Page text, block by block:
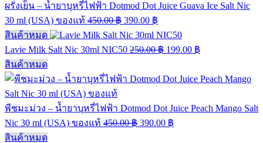
ผรั่งเย็น – น้ำยาบุหรี่ไฟฟ้า Dotmod Dot Juice Guava Ice Salt Nic
30 ml (USA) ของแท้ 450.00฿ 390.00 ฿
สินค้าหมด
Lavie Milk Salt Nic 30ml NIC50 250.00฿ 199.00 ฿
สินค้าหมด
พีชมะม่วง – น้ำยาบุหรี่ไฟฟ้า Dotmod Dot Juice Peach Mango Salt
Nic 30 ml (USA) ของแท้ 450.00฿ 390.00 ฿
สินค้าหมด